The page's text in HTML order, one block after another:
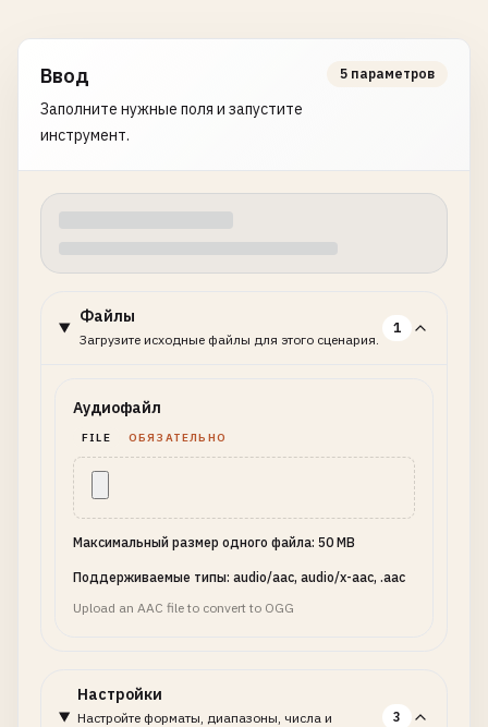
Ввод
Заполните нужные поля и запустите
инструмент.
5 параметров
Файлы
Загрузите исходные файлы для этого сценария.
1
Аудиофайл
FILE ОБЯЗАТЕЛЬНО
Максимальный размер одного файла: 50 MB
Поддерживаемые типы: audio/aac, audio/x-aac, .aac
Upload an AAC file to convert to OGG
Настройки
Настройте форматы, диапазоны, числа и
3